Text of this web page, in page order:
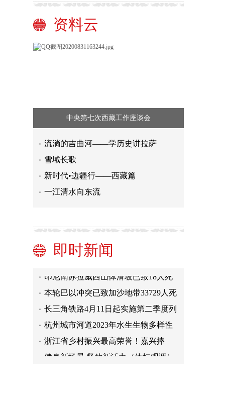
资料云
中央第七次西藏工作座谈会
流淌的吉曲河——学历史讲拉萨
雪域长歌
新时代•边疆行——西藏篇
一江清水向东流
即时新闻
制裁
伊朗外长：伊朗提前72小时向邻国通
亡本轮巴以冲突已致加沙地带33729人死
亡长三角铁路4月11日起实施第二季度列
车运行图
杭州城市河道2023年水生生物多样性
监测结果公布
浙江省乡村振兴最高荣誉！嘉兴捧
得“神农鼎”
健身新场景 释放新活力（体坛观澜）